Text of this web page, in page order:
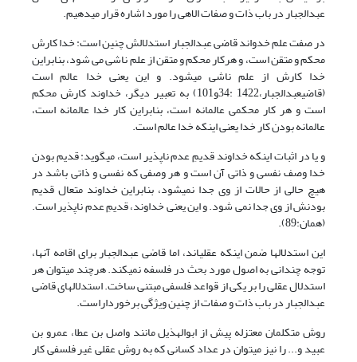
عبدالجبار در باب ذات و صفات الاهی را مورد اشاره قرار می‏دهیم.
در صفت علم خدواند قاضی عبدالجبار استدلالش چنین است: خدا کارش
محکم و متقن است، و هرکار محکم و متقن از علم ناشی می شود، بنابراین
خدا کارش از علم ناشی می­شود. و این یعنی خدا عالم است
(قاضی‏عبدالجبار،1422 :34و101) به تعبیر دیگر، خداوند کارش محکم
است و هر کار محکمی عالمانه است، بنابراین کار خدا عالمانه است،
عالمانه بودن کار خدا یعنی اینکه خدا عالم است.
و یا در اثبات اینکه خداوند قدیمِ عدم ناپذیر است، می­گوید: قدیم بودن
خدا وصف نفسی و ذاتی آن است و هر وصفی که نفسی و ذاتی باشد در
هیچ حالی از حالات از وی جدا نمی­شود، بنابراین خداوند متعال قدیم
بودنش از وی جدا نمی شود. و این یعنی خداوند، قدیمِ عدم ناپذیر است.
(همان:89).
این استدلال­ها ضمن اینکه عقلی­اند، اما قاضی عبدالجبار برای اقامه آنها،
توجه چندانی به اصول مورد بحث در فلسفه نمی­کند. هرچند می­توان هر
استدلال عقلی را بر یکی از قواعد فلسفی مبتنی ساخت. استدلال­های قاضی
عبدالجبار در باب ذات و صفات از چنین ویژگی برخورداراست.
روش متکلمان معتزله پیش از ابوالهذیل مانند واصل بن عطا، عمرو بن
عبید و... را نیز می­توان در عداد کسانی که به روش عقلی غیر فلسفی کار